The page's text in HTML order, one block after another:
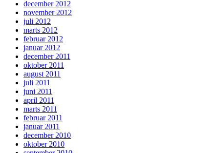
december 2012
november 2012
juli 2012
marts 2012
februar 2012
januar 2012
december 2011
oktober 2011
august 2011
juli 2011
juni 2011
april 2011
marts 2011
februar 2011
januar 2011
december 2010
oktober 2010